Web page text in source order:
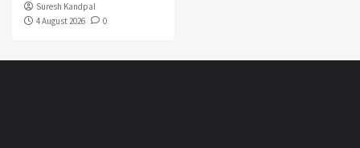
Suresh Kandpal
4 August 2026
0